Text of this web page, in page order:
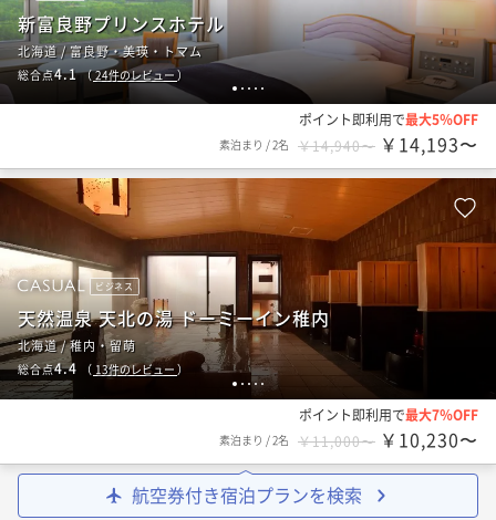
1 2 3 4 5
新富良野プリンスホテル
北海道 / 富良野・美瑛・トマム
総合点4.1（24件のレビュー）
ポイント即利用で最大5％OFF
素泊まり /2名 ￥14,940〜 ￥14,193〜
1 2 345
ビジネス
天然温泉 天北の湯 ドーミーイン稚内
北海道 / 稚内・留萌
総合点4.4 （ 13件のレビュー ）
ポイント即利用で最大7％OFF
素泊まり /2名 ￥11,000〜 ￥10,230〜
航空券付き宿泊プランを検索